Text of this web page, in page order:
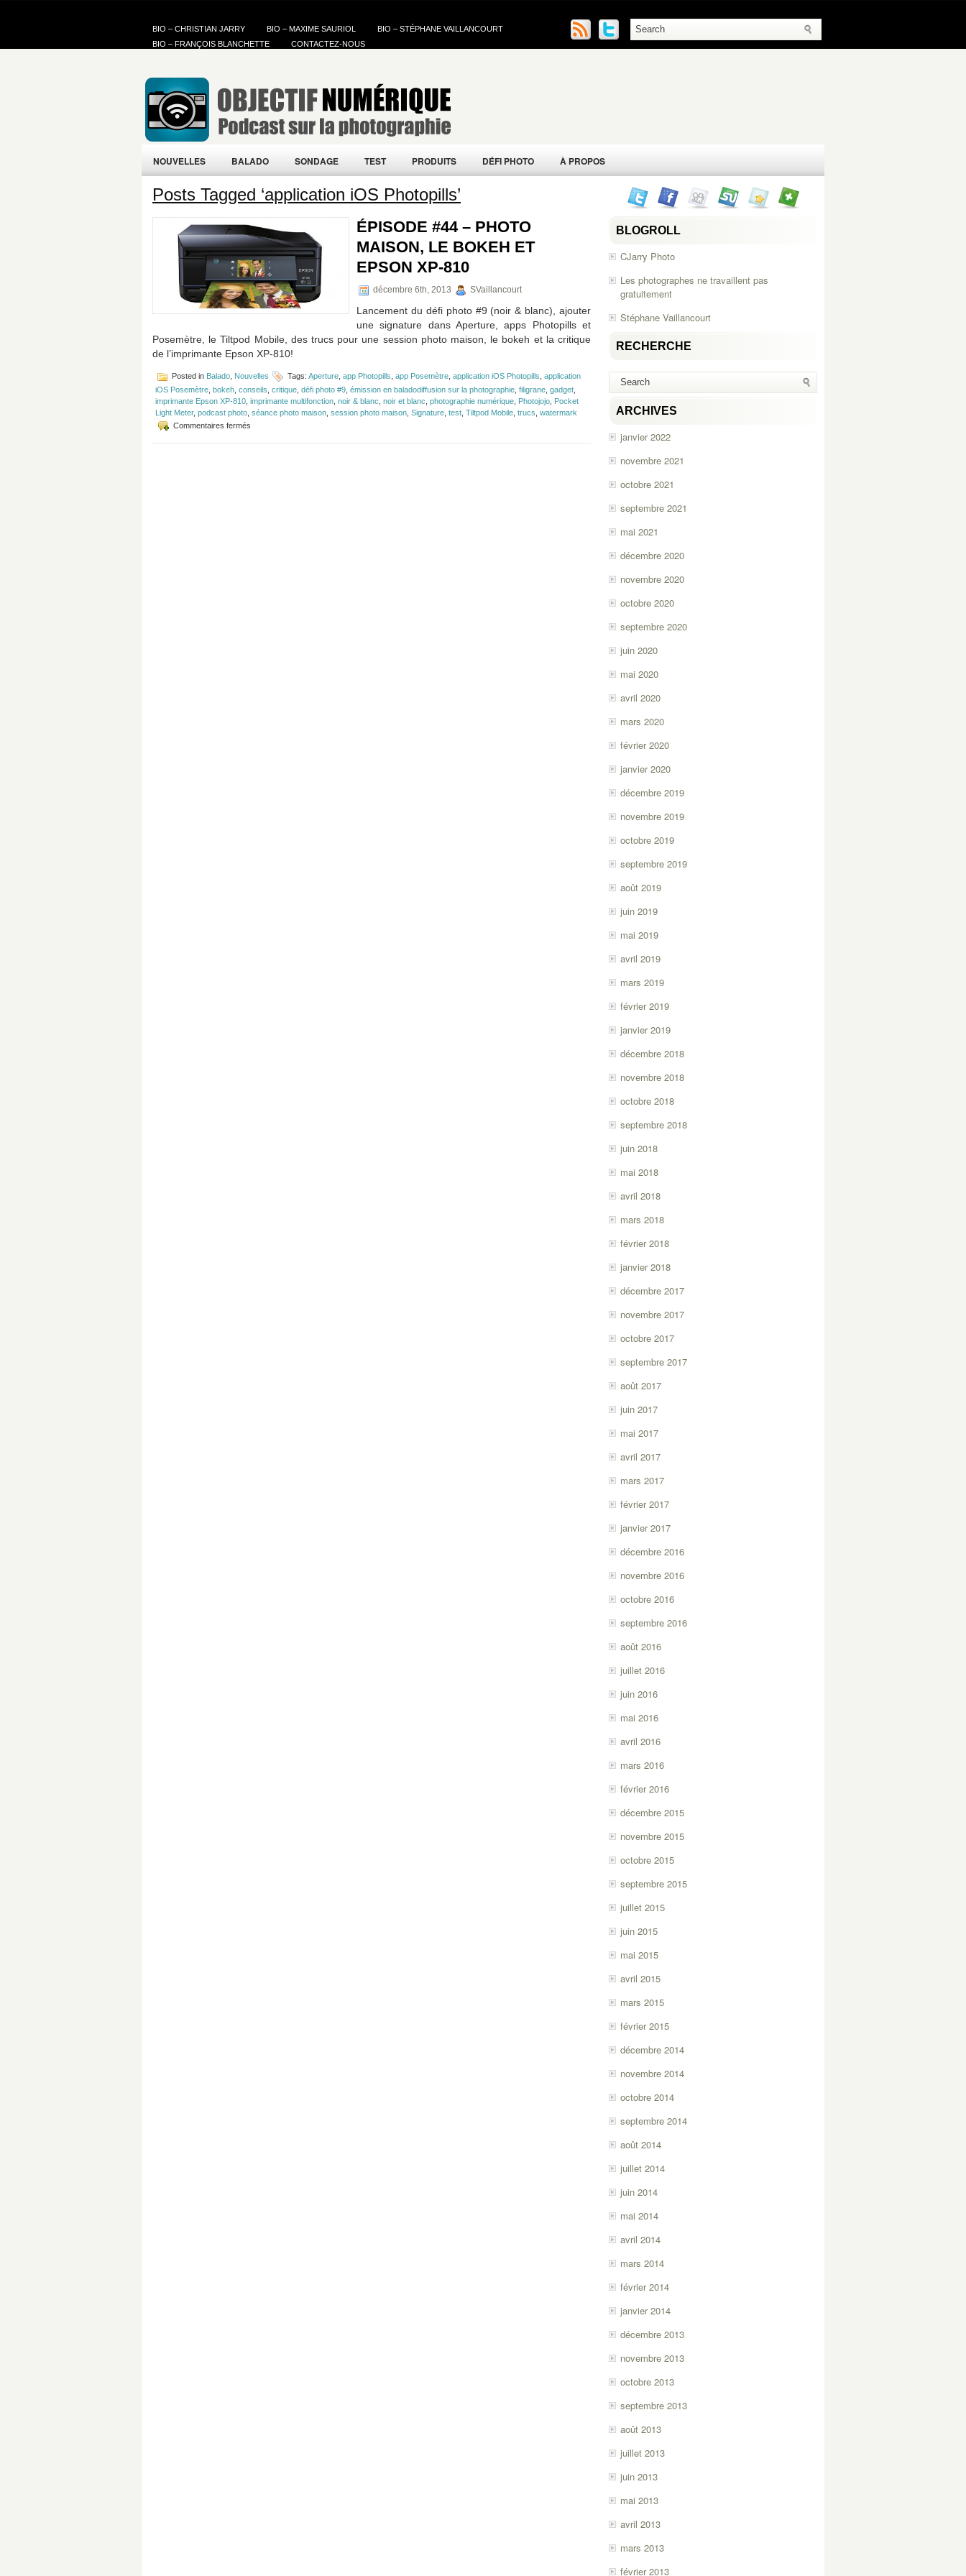
BIO – CHRISTIAN JARRY BIO – MAXIME SAURIOL
BIO – STÉPHANE VAILLANCOURT
BIO – FRANÇOIS BLANCHETTE
CONTACTEZ-NOUS
NOUVELLES BALADO SONDAGE TEST PRODUITS DÉFI PHOTO À PROPOS
Posts Tagged ‘application iOS Photopills’
ÉPISODE #44 – PHOTO
MAISON, LE BOKEH ET
EPSON XP-810
décembre 6th, 2013 SVaillancourt
Lancement du défi photo #9 (noir & blanc), ajouter
une signature dans Aperture, apps Photopills et
Posemètre, le Tiltpod Mobile, des trucs pour une session photo maison, le bokeh et la critique
de l’imprimante Epson XP-810!
Posted in Balado Nouvelles Tags: Aperture app Photopills app Posemètre application iOS Photopills application
iOS Posemètre bokeh conseils critique défi photo #9 émission en baladodiffusion sur la photographie filigrane gadget
imprimante Epson XP-810 imprimante multifonction noir & blanc noir et blanc photographie numérique Photojojo Pocket
Light Meter, podcast photo séance photo maison session photo maison Signature test Tiltpod Mobile trucs watermark
Commentaires fermés
#44
BLOGROLL
CJarry Photo
Les photographes ne travaillent pas
gratuitement
Stéphane Vaillancourt
RECHERCHE
ARCHIVES
janvier 2022
novembre 2021
octobre 2021
septembre 2021
mai 2021
décembre 2020
novembre 2020
octobre 2020
septembre 2020
juin 2020
mai 2020
avril 2020
mars 2020
février 2020
janvier 2020
décembre 2019
novembre 2019
octobre 2019
septembre 2019
août 2019
juin 2019
mai 2019
avril 2019
mars 2019
février 2019
janvier 2019
décembre 2018
novembre 2018
octobre 2018
septembre 2018
juin 2018
mai 2018
avril 2018
mars 2018
février 2018
janvier 2018
décembre 2017
novembre 2017
octobre 2017
septembre 2017
août 2017
juin 2017
mai 2017
avril 2017
mars 2017
février 2017
janvier 2017
décembre 2016
novembre 2016
octobre 2016
septembre 2016
août 2016
juillet 2016
juin 2016
mai 2016
avril 2016
mars 2016
février 2016
décembre 2015
novembre 2015
octobre 2015
septembre 2015
juillet 2015
juin 2015
mai 2015
avril 2015
mars 2015
février 2015
décembre 2014
novembre 2014
octobre 2014
septembre 2014
août 2014
juillet 2014
juin 2014
mai 2014
avril 2014
mars 2014
février 2014
janvier 2014
décembre 2013
novembre 2013
octobre 2013
septembre 2013
août 2013
juillet 2013
juin 2013
mai 2013
avril 2013
mars 2013
février 2013